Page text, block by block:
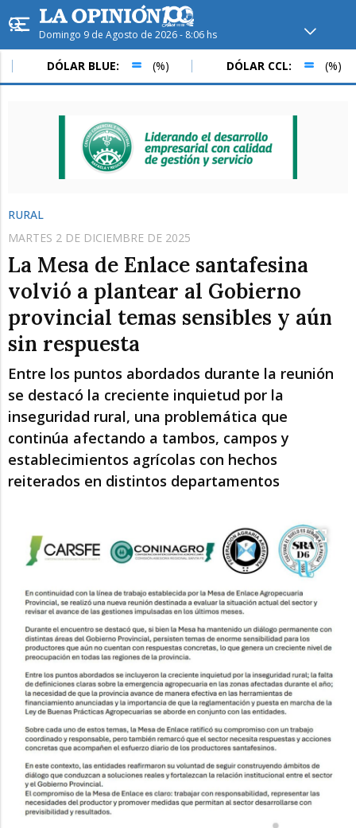
Domingo 9 de Agosto de 2026 - 8:06 hs
Hoy en Rafaela ver clima
Mín / Máx
Humedad
Presión
Lun Mar Mié
DÓLAR BLUE: (%) DÓLAR CCL: (%)
RURAL
MARTES 2 DE DICIEMBRE DE 2025
La Mesa de Enlace santafesina
volvió a plantear al Gobierno
provincial temas sensibles y aún
sin respuesta
Entre los puntos abordados durante la reunión
se destacó la creciente inquietud por la
inseguridad rural, una problemática que
continúa afectando a tambos, campos y
establecimientos agrícolas con hechos
reiterados en distintos departamentos